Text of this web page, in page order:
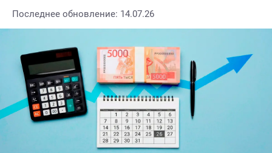
Последнее обновление: 14.07.26